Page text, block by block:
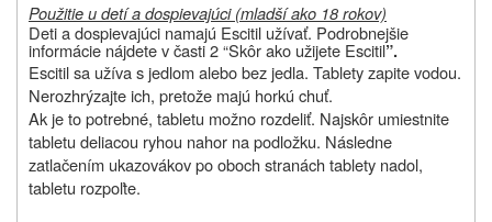
Použitie u detí a dospievajúci (mladší ako 18 rokov)
Deti a dospievajúci namajú Escitil užívať. Podrobnejšie
informácie nájdete v časti2 “Skôr ako užijete Escitil”.
Escitil sa užíva s jedlom alebo bez jedla. Tablety zapite vodou.
Nerozhrýzajte ich, pretože majú horkú chuť.
Ak je to potrebné, tabletu možno rozdeliť. Najskôr umiestnite
tabletu deliacou ryhou nahor na podložku. Následne
zatlačením ukazovákov po oboch stranách tablety nadol,
tabletu rozpoľte.